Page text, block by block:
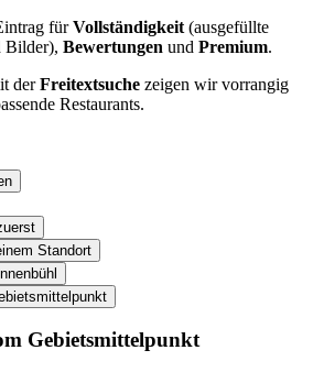
fürVollständigkeit (ausgefüllte
Bilder), Bewertungen und Premium.
derFreitextsuche zeigen wir vorrangig
Restaurants.
Standort
Gebietsmittelpunkt